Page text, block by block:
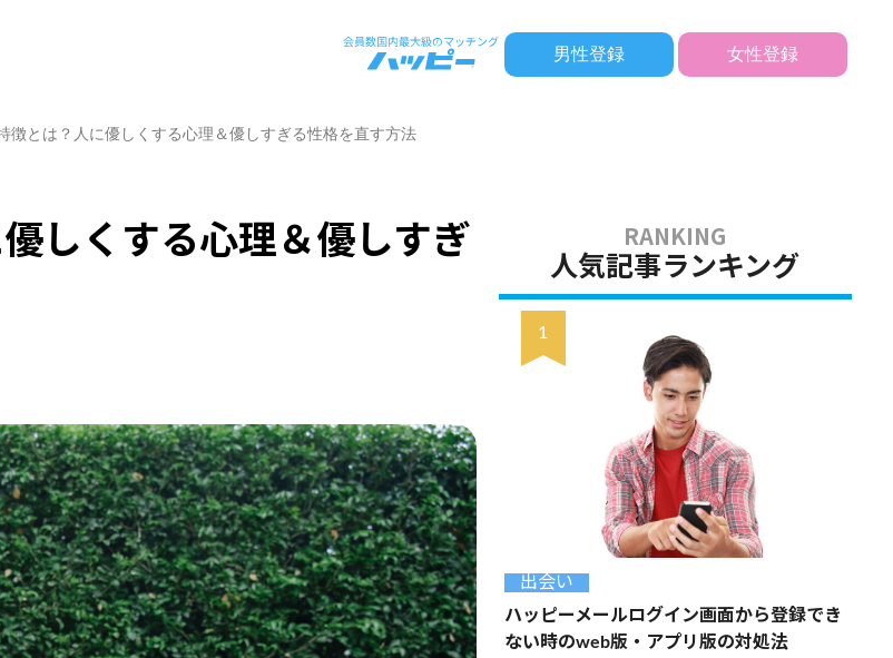
男性登録 女性登録
徴とは？人に優しくする心理＆優しすぎる性格を直す方法
しくする心理＆優しすぎ
人気記事ランキング
出会い
ハッピーメールログイン画面から登録でき
ない時のweb版・アプリ版の対処法